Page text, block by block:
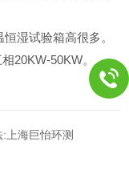
湿试验箱高很多。
20KW-50KW。
上海巨怡环测